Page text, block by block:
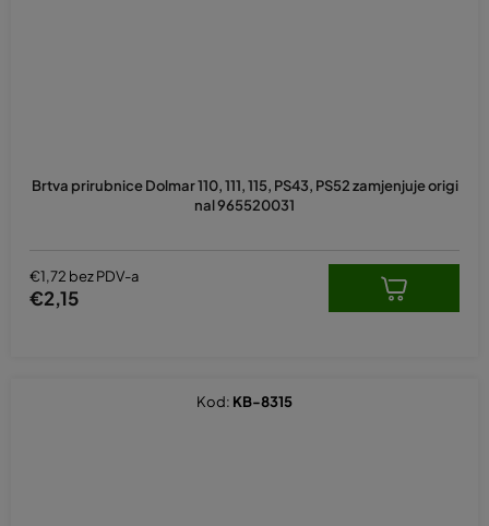
Brtva prirubnice Dolmar 110, 111, 115, PS43, PS52 zamjenjuje origi
nal 965520031
€1,72 bez PDV-a
€2,15
Kod: KB-8315